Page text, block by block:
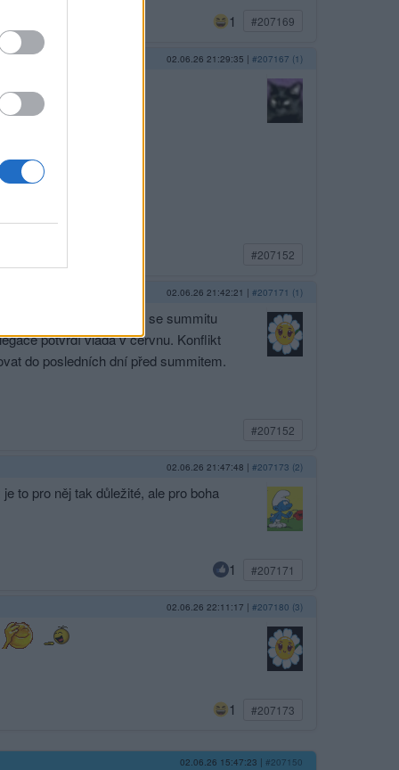
1 #207169
02.06.26 21:29:35 | #207167 (1)
#207152
02.06.26 21:42:21 | #207171 (1)
vlády, ale hodlá se summitu
potvrdí vláda v červnu. Konflikt
do posledních dní před summitem.
#207152
02.06.26 21:47:48 | #207173 (2)
to pro něj tak důležité, ale pro boha
1 #207171
02.06.26 22:11:17 | #207180 (3)
1 #207173
02.06.26 15:47:23 | #207150